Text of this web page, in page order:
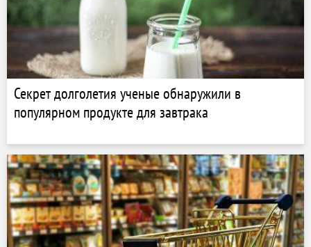
Секрет долголетия ученые обнаружили в
популярном продукте для завтрака